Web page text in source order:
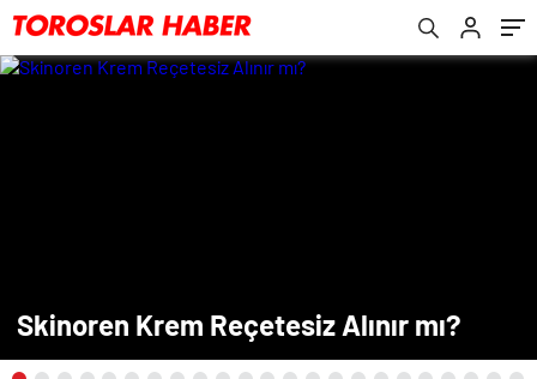
Skinoren Krem Reçetesiz Alınır mı?